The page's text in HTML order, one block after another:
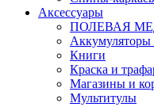
Аксессуары
ПОЛЕВАЯ
Аккумуляторы
Книги
Краска и
Магазины и
Мультитулы